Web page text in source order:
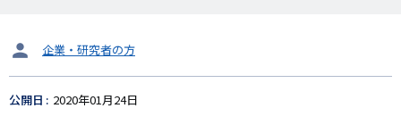
タ
ッ
企業・研究者の方
公開日 2020年01月24日